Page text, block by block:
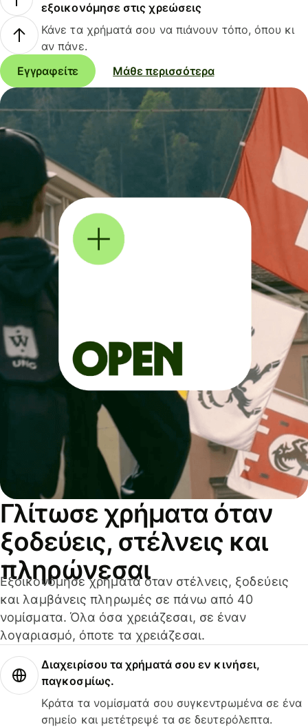
εξοικονόμησε στις χρεώσεις
Κάνε τα χρήματά σου να πιάνουν τόπο, όπου κι
αν πάνε.
Εγγραφείτε
Μάθε περισσότερα
Γλίτωσε χρήματα όταν
ξοδεύεις, στέλνεις και
πληρώνεσαι
Εξοικονόμησε χρήματα όταν στέλνεις, ξοδεύεις
και λαμβάνεις πληρωμές σε πάνω από 40
νομίσματα. Όλα όσα χρειάζεσαι, σε έναν
λογαριασμό, όποτε τα χρειάζεσαι.
Διαχειρίσου τα χρήματά σου εν κινήσει,
παγκοσμίως.
Κράτα τα νομίσματά σου συγκεντρωμένα σε ένα
σημείο και μετέτρεψέ τα σε δευτερόλεπτα.